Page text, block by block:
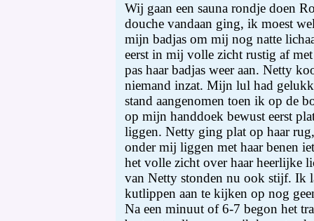
Wij gaan een sauna rondje doen
douche vandaan ging, ik moest
mijn badjas om mij nog natte
eerst in mij volle zicht rustig af
pas haar badjas weer aan. Netty
niemand inzat. Mijn lul had
stand aangenomen toen ik op de
op mijn handdoek bewust eerst
liggen. Netty ging plat op haar
onder mij liggen met haar benen
het volle zicht over haar heerlijke
van Netty stonden nu ook stijf. Ik
kutlippen aan te kijken op nog
Na een minuut of 6-7 begon het